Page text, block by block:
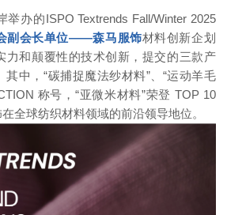
办的ISPO Textrends Fall/Winter 2025
副会长单位——森马服饰材料创新企划
力和颠覆性的技术创新，提交的三款产
中，“碳捕捉魔法纱材料”、“运动羊毛
称号，“亚微米材料”荣登 TOP 10
全球纺织材料领域的前沿领导地位。